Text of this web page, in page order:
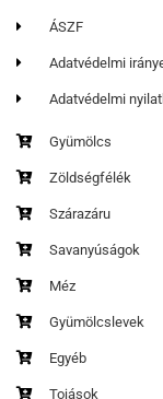
ÁSZF
Adatvédelmi
Adatvédelmi
Gyümölcs
Zöldségfélék
Szárazáru
Savanyúságok
Méz
Gyümölcslevek
Egyéb
Tojások